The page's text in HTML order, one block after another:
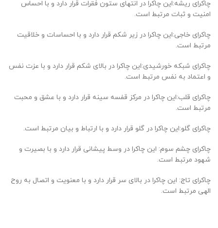
چاکرای ریشه:این چاکرا در انتهای ستون فقرات قرار دارد و با احساس
امنیت و ثبات مرتبط است.
چاکرای خاجی:این چاکرا در زیر شکم قرار دارد و با احساسات و خلاقیت
مرتبط است.
چاکرای شبکه خورشیدی:این چاکرا در بالای شکم قرار دارد و با عزت نفس
و اعتماد به نفس مرتبط است.
چاکرای قلب:این چاکرا در مرکز قفسه سینه قرار دارد و با عشق و محبت
مرتبط است.
چاکرای گلو:این چاکرا در گلو قرار دارد و با ارتباط و بیان مرتبط است.
چاکرای چشم سوم: این چاکرا در وسط پیشانی قرار دارد و با بصیرت و
شهود مرتبط است.
چاکرای تاج: این چاکرا در بالای سر قرار دارد و با معنویت و اتصال به روح
الهی مرتبط است.